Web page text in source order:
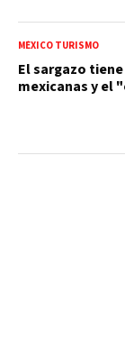
MÉXICO TURISMO
El sargazo
mexicanas y el